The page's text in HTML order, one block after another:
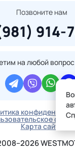
Позвоните нам
914-
на любой вопрос
Карта сайта